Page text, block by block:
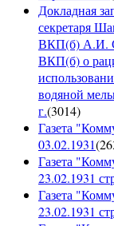
Докладная
секретаря
ВКП(б) А.И.
ВКП(б) о
водяной
г.(3014)
Газета
03.02.1931(
Газета
23.02.1931
Газета
23.02.1931